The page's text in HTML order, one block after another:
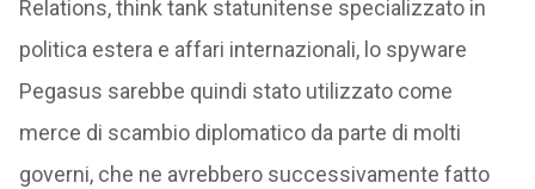
Relations, think tank statunitense specializzato in
politica estera e affari internazionali, lo spyware
Pegasus sarebbe quindi stato utilizzato come
merce di scambio diplomatico da parte di molti
governi, che ne avrebbero successivamente fatto